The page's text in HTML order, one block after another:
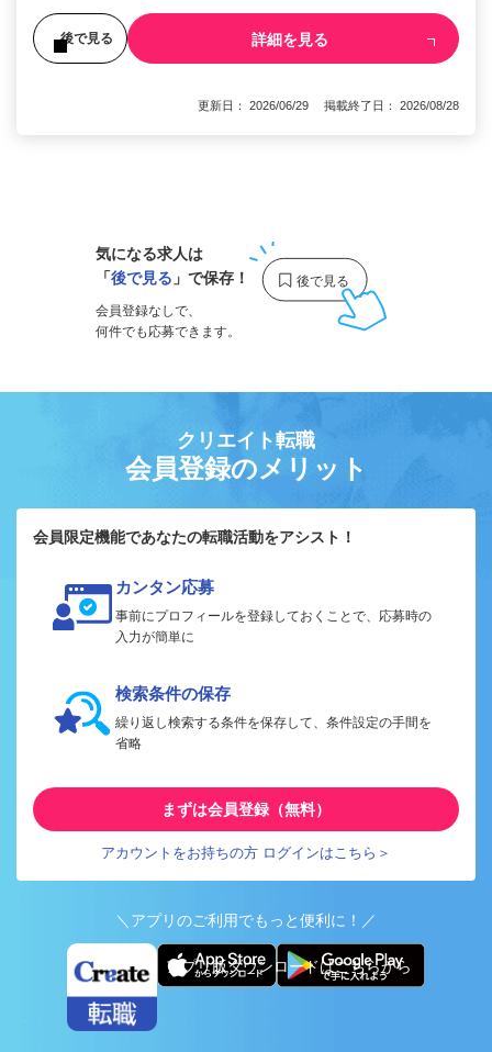
後で見る 詳細を見る
更新日： 2026/06/29 掲載終了日： 2026/08/28
気になる求人は
「後で見る 」で保存！
会員登録なしで、
何件でも応募できます。
クリエイト転職
会員登録のメリット
会員限定機能であなたの転職活動をアシスト！
カンタン応募
事前にプロフィールを登録しておくことで、応募時の
入力が簡単に
検索条件の保存
繰り返し検索する条件を保存して、条件設定の手間を
省略
まずは会員登録（無料）
アカウントをお持ちの方 ログインはこちら＞
＼アプリのご利用でもっと便利に！／
アプリ版ダウンロードはこちらから